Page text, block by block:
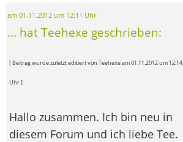
am 01.11.2012 um 12:11 Uhr
... hat Teehexe geschrieben:
[ Beitrag wurde zuletzt editiert von Teehexe am 01.11.2012 um 12:14
Uhr ]
Hallo zusammen. Ich bin neu in
diesem Forum und ich liebe Tee.